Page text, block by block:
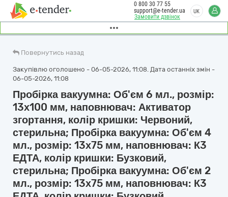
Замовити дзвінок
0 800 30 77 55
support@e-tender.ua
UK
Повернутись назад
Закупівлю оголошено - 06-05-2026, 11:08. Дата останніх змін -
06-05-2026, 11:08
Пробірка вакуумна: Об'єм 6 мл., розмір:
13х100 мм, наповнювач: Активатор
згортання, колір кришки: Червоний,
стерильна; Пробірка вакуумна: Об'єм 4
мл., розмір: 13х75 мм, наповнювач: К3
ЕДТА, колір кришки: Бузковий,
стерильна; Пробірка вакуумна: Об'єм 2
мл., розмір: 13х75 мм, наповнювач: К3